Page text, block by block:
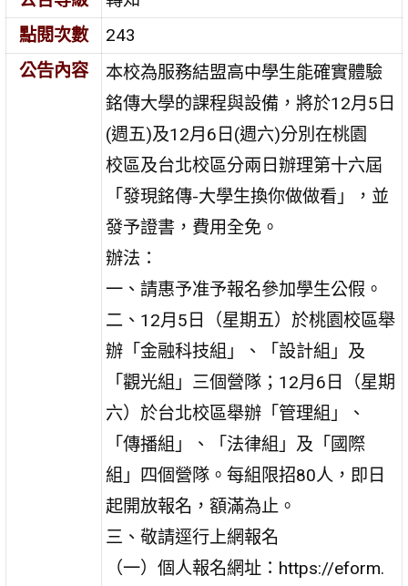
點閱次數
243
公告內容
本校為服務結盟高中學生能確實體驗
銘傳大學的課程與設備，將於12月5日
(週五)及12月6日(週六)分別在桃園
校區及台北校區分兩日辦理第十六屆
「發現銘傳-大學生換你做做看」，並
發予證書，費用全免。
辦法：
一、請惠予准予報名參加學生公假。
二、12月5日（星期五）於桃園校區舉
辦「金融科技組」、「設計組」及
「觀光組」三個營隊；12月6日（星期
六）於台北校區舉辦「管理組」、
「傳播組」、「法律組」及「國際
組」四個營隊。每組限招80人，即日
起開放報名，額滿為止。
三、敬請逕行上網報名
（一）個人報名網址：https://eform.